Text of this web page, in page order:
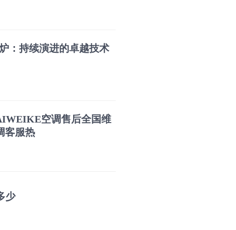
：持续演进的卓越技术
空调售后全国维
客服热
少